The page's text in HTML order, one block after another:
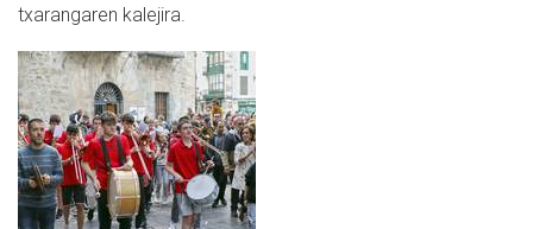
txarangaren kalejira.